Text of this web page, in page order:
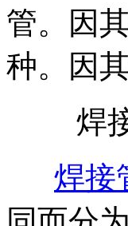
管。因
种。因
焊接
焊接